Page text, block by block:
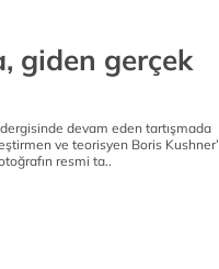
giden gerçek
devam eden tartışmada
ve teorisyen Boris
resmi ta..